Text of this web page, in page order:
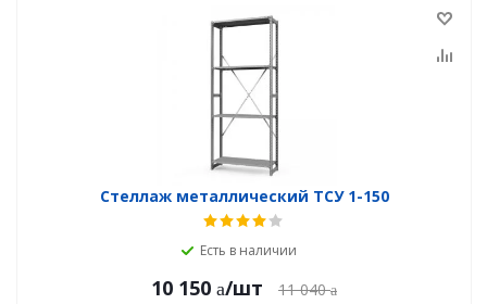
Стеллаж металлический ТСУ 1-150
Есть в наличии
10 150 /шт 11 040